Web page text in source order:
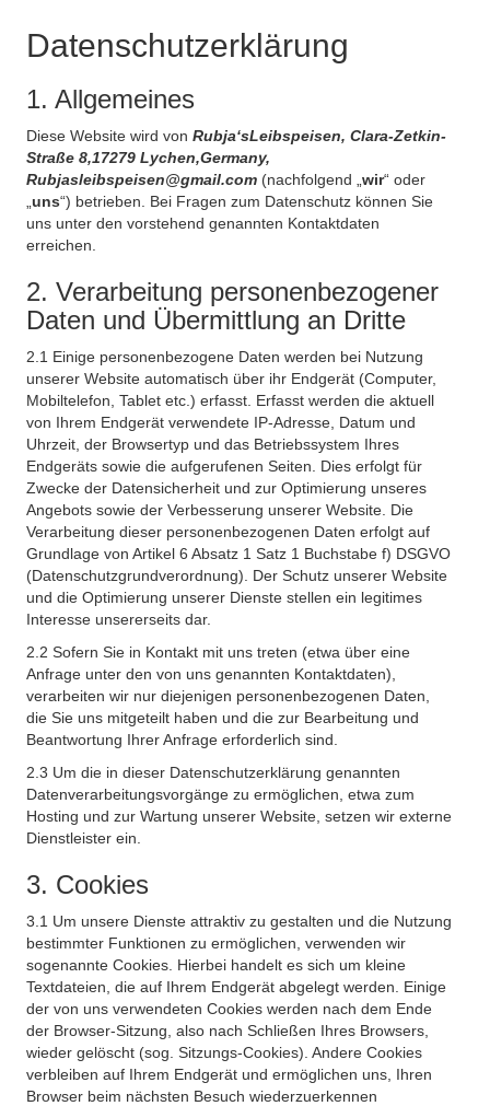
Datenschutzerklärung
1. Allgemeines
Diese Website wird von Rubja‘sLeibspeisen, Clara-Zetkin-
Straße 8,17279 Lychen,Germany,
Rubjasleibspeisen@gmail.com (nachfolgend „ wir“ oder
uns“) betrieben. Bei Fragen zum Datenschutz können Sie
uns unter den vorstehend genannten Kontaktdaten
erreichen.
2. Verarbeitung personenbezogener
Daten und Übermittlung an Dritte
2.1 Einige personenbezogene Daten werden bei Nutzung
unserer Website automatisch über ihr Endgerät (Computer,
Mobiltelefon, Tablet etc.) erfasst. Erfasst werden die aktuell
von Ihrem Endgerät verwendete IP-Adresse, Datum und
Uhrzeit, der Browsertyp und das Betriebssystem Ihres
Endgeräts sowie die aufgerufenen Seiten. Dies erfolgt für
Zwecke der Datensicherheit und zur Optimierung unseres
Angebots sowie der Verbesserung unserer Website. Die
Verarbeitung dieser personenbezogenen Daten erfolgt auf
Grundlage von Artikel 6 Absatz 1 Satz 1 Buchstabe f) DSGVO
(Datenschutzgrundverordnung). Der Schutz unserer Website
und die Optimierung unserer Dienste stellen ein legitimes
Interesse unsererseits dar.
2.2 Sofern Sie in Kontakt mit uns treten (etwa über eine
Anfrage unter den von uns genannten Kontaktdaten),
verarbeiten wir nur diejenigen personenbezogenen Daten,
die Sie uns mitgeteilt haben und die zur Bearbeitung und
Beantwortung Ihrer Anfrage erforderlich sind.
2.3 Um die in dieser Datenschutzerklärung genannten
Datenverarbeitungsvorgänge zu ermöglichen, etwa zum
Hosting und zur Wartung unserer Website, setzen wir externe
Dienstleister ein.
3. Cookies
3.1 Um unsere Dienste attraktiv zu gestalten und die Nutzung
bestimmter Funktionen zu ermöglichen, verwenden wir
sogenannte Cookies. Hierbei handelt es sich um kleine
Textdateien, die auf Ihrem Endgerät abgelegt werden. Einige
der von uns verwendeten Cookies werden nach dem Ende
der Browser-Sitzung, also nach Schließen Ihres Browsers,
wieder gelöscht (sog. Sitzungs-Cookies). Andere Cookies
verbleiben auf Ihrem Endgerät und ermöglichen uns, Ihren
Browser beim nächsten Besuch wiederzuerkennen